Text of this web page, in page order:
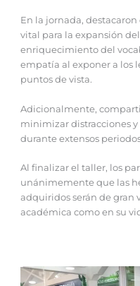
En la jornada,
vital para la expansión
enriquecimiento del
empatía al exponer a los
puntos de vista.
Adicionalmente,
minimizar distracciones
durante extensos
Al finalizar el taller, los
unánimemente que las
adquiridos serán de gran
académica como en su